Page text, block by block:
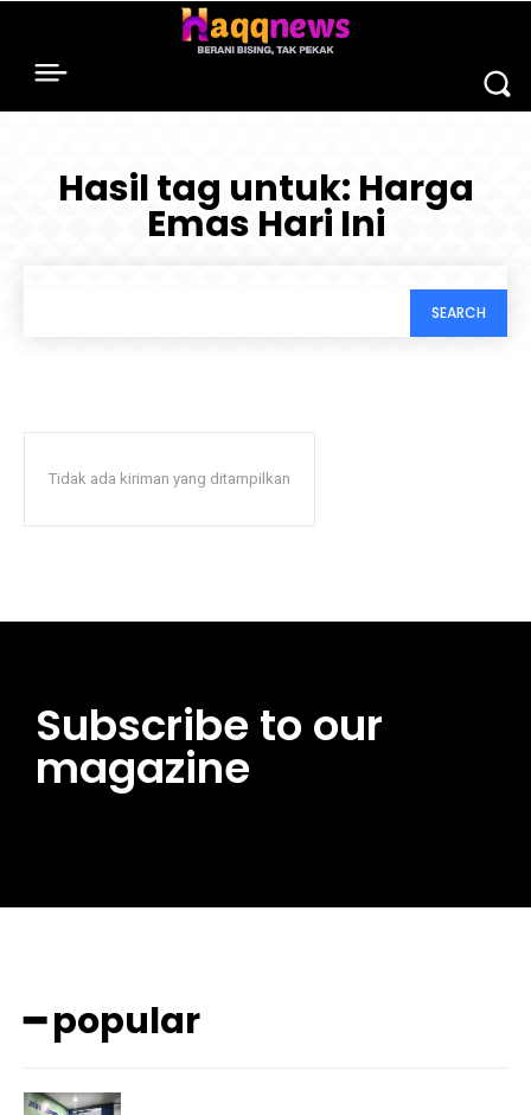
Hasil tag untuk: Harga
Emas Hari Ini
SEARCH
Tidak ada kiriman yang ditampilkan
Subscribe to our
magazine
━ popular